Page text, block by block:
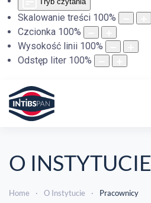
Skalowanie treści 100%
Czcionka 100%
Wysokość linii 100%
Odstęp liter 100%
O INSTYTUCIE
Home O Instytucie Pracownicy